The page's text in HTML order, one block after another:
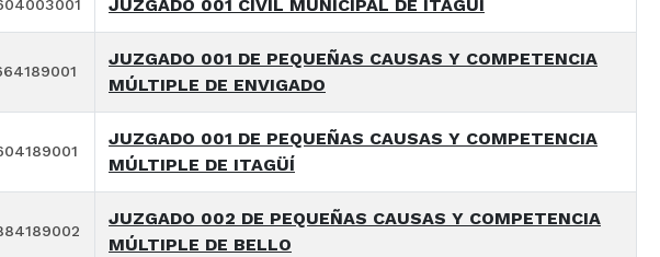
JUZGADO 001 CIVIL MUNICIPAL DE ITAGÜÍ
JUZGADO 001 DE PEQUEÑAS CAUSAS Y COMPETENCIA
MÚLTIPLE DE ENVIGADO
JUZGADO 001 DE PEQUEÑAS CAUSAS Y COMPETENCIA
MÚLTIPLE DE ITAGÜÍ
JUZGADO 002 DE PEQUEÑAS CAUSAS Y COMPETENCIA
MÚLTIPLE DE BELLO